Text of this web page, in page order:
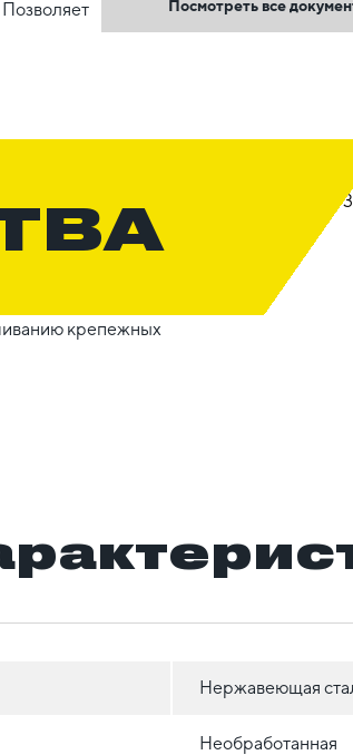
Посмотреть все
крепежных
Нержавеющая
Необработанная